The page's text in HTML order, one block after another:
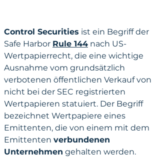
Control Securities ist ein Begriff der
Safe Harbor Rule 144 nach US-
Wertpapierrecht, die eine wichtige
Ausnahme vom grundsätzlich
verbotenen öffentlichen Verkauf von
nicht bei der SEC registrierten
Wertpapieren statuiert. Der Begriff
bezeichnet Wertpapiere eines
Emittenten, die von einem mit dem
Emittenten verbundenen
Unternehmen gehalten werden.